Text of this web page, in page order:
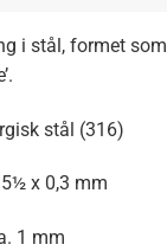
i stål, formet som
stål (316)
x 0,3 mm
1 mm